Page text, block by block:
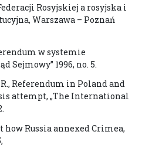
Rosyjskiej a rosyjska i
Warszawa – Poznań
w systemie
Sejmowy” 1996, no. 5.
Referendum in Poland and
attempt, „The International
how Russia annexed Crimea,